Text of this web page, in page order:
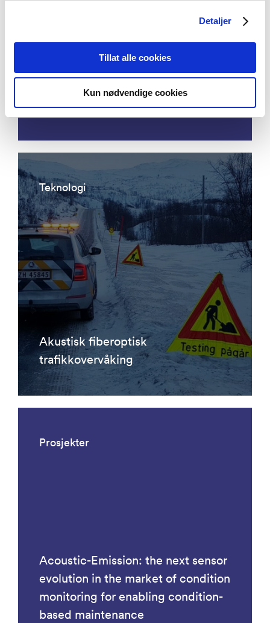
Detaljer
Tillat alle cookies
Kun nødvendige cookies
instrumentation for permanent
condition monitoring of pipeline
Teknologi
Akustisk fiberoptisk
trafikkovervåking
Prosjekter
Acoustic-Emission: the next sensor
evolution in the market of condition
monitoring for enabling condition-
based maintenance